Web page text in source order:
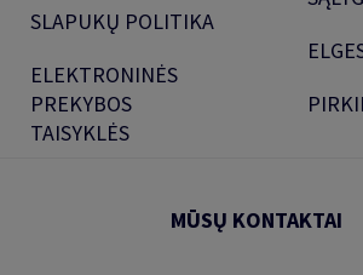
SLAPUKŲ POLITIKA
ELEKTRONINĖS
PREKYBOS
TAISYKLĖS
MŪSŲ KONTAKTAI